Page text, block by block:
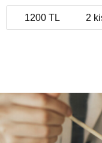
1200 TL 2